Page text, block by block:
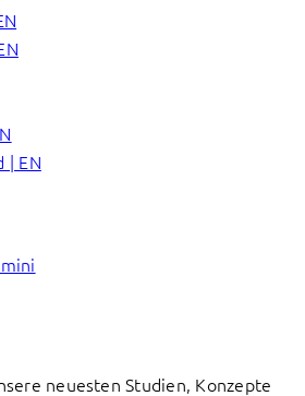
| EN
neuesten Studien, Konzepte